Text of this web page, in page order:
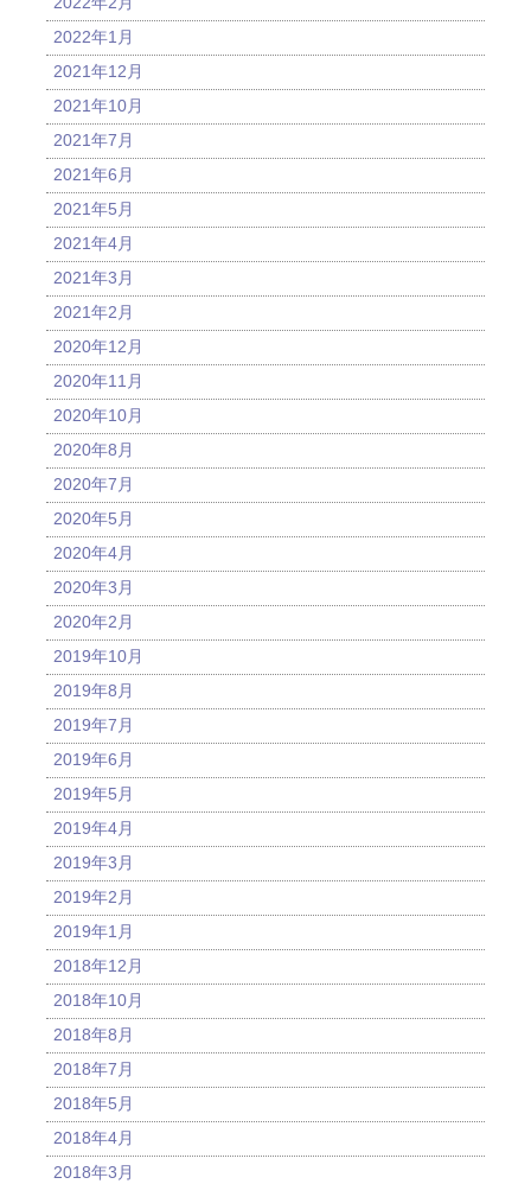
2022年1月
2021年12月
2021年10月
2021年7月
2021年6月
2021年5月
2021年4月
2021年3月
2021年2月
2020年12月
2020年11月
2020年10月
2020年8月
2020年7月
2020年5月
2020年4月
2020年3月
2020年2月
2019年10月
2019年8月
2019年7月
2019年6月
2019年5月
2019年4月
2019年3月
2019年2月
2019年1月
2018年12月
2018年10月
2018年8月
2018年7月
2018年5月
2018年4月
2018年3月